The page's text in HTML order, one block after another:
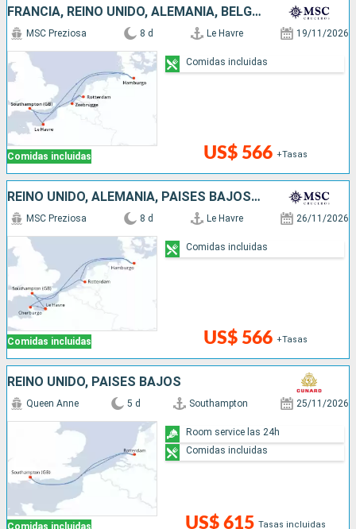
FRANCIA, REINO UNIDO, ALEMANIA, BÉLGICA, PAISES BAJOS
Comidas incluidas
MSC Preziosa 8 d Le Havre 19/11/2026
US$ 566 +Tasas
Comidas incluidas
REINO UNIDO, ALEMANIA, PAISES BAJOS, FRANCIA
Comidas incluidas
MSC Preziosa 8 d Le Havre 26/11/2026
US$ 566 +Tasas
Comidas incluidas
REINO UNIDO, PAISES BAJOS
Queen Anne 5 d Southampton 25/11/2026
US$ 615 Tasas incluidas
Room service las 24h
Comidas incluidas